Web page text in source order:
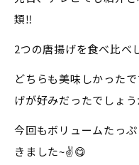
類‼️
2つの唐揚げを食べ比べ
どちらも美味しかった
げが好みだったでしょ
今回もボリュームたっ
きました~✌️😋